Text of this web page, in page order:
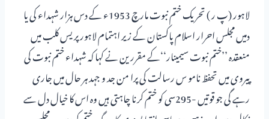
لاہور (پ ر ) تحریک ختم نبوت مارچ 1953ء کے دس ہزار شہداء کی یا
دمیں مجلس احرار اسلام پاکستان کے زیر اہتمام لاہور پریس کلب میں
منعقدہ ’’ختم نبوت سیمینار‘‘کے مقررین نے کہا کہ شہداء ختم نبوت کی
پیروی میں تحفظ نامو س رسالت کی پرا من جد و جہد ہر حال میں جاری
رہے گی جو قوتیں -295سی کو ختم کرنا چاہتی ہیں وہ اس کا خیال دل سے